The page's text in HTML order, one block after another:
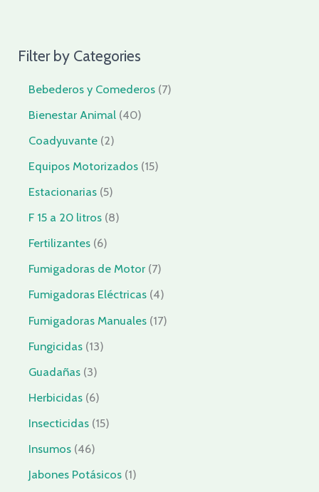
Filter by Categories
Bebederos y Comederos 7
Bienestar Animal 40
Coadyuvante 2
Equipos Motorizados 15
Estacionarias 5
F 15 a 20 litros 8
Fertilizantes 6
Fumigadoras de Motor 7
Fumigadoras Eléctricas 4
Fumigadoras Manuales 17
Fungicidas 13
Guadañas 3
Herbicidas 6
Insecticidas 15
Insumos 46
Jabones Potásicos 1